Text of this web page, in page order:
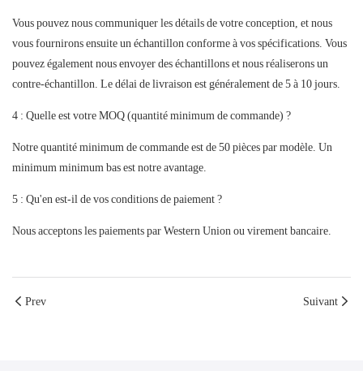
Vous pouvez nous communiquer les détails de votre conception, et nous
vous fournirons ensuite un échantillon conforme à vos spécifications. Vous
pouvez également nous envoyer des échantillons et nous réaliserons un
contre-échantillon. Le délai de livraison est généralement de 5 à 10 jours.
4 : Quelle est votre MOQ (quantité minimum de commande) ?
Notre quantité minimum de commande est de 50 pièces par modèle. Un
minimum minimum bas est notre avantage.
5 : Qu'en est-il de vos conditions de paiement ?
Nous acceptons les paiements par Western Union ou virement bancaire.
Prev Suivant